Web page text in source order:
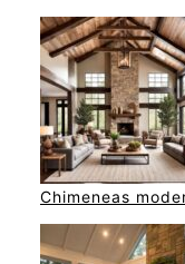
Chimeneas